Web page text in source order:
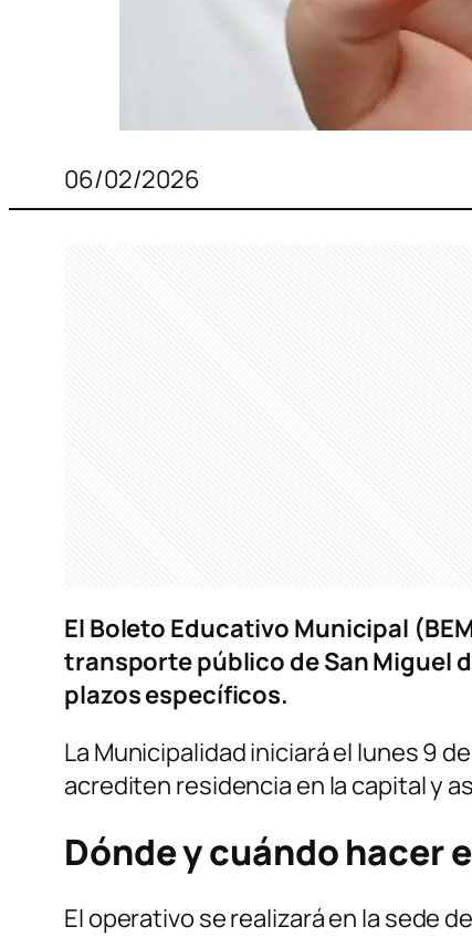
06/02/2026
El Boleto Educativo Municipal
transporte público de San Miguel
plazos específicos.
La Municipalidad iniciará el lunes 9
acrediten residencia en la capital y
Dónde y cuándo hacer
El operativo se realizará en la sede